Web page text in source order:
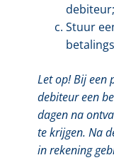
debiteur;
Stuur
Let op! Bij een
debiteur een
dagen na
te krijgen. Na
in rekening